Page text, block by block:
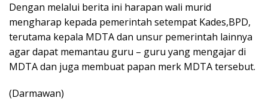
Dengan melalui berita ini harapan wali murid
mengharap kepada pemerintah setempat Kades,BPD,
terutama kepala MDTA dan unsur pemerintah lainnya
agar dapat memantau guru – guru yang mengajar di
MDTA dan juga membuat papan merk MDTA tersebut.
(Darmawan)